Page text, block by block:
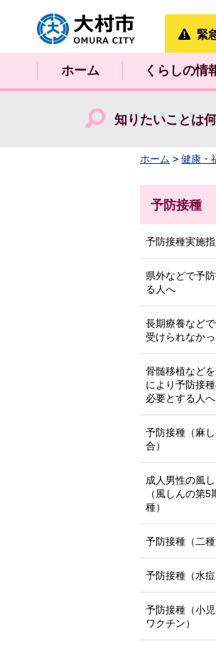
大村市
緊
ホーム くらしの情
知りたいことは
ホーム > 健康・
予防接種
予防接種実施
県外などで予
る人へ
長期療養など
受けられなか
骨髄移植など
により予防接
必要とする人へ
予防接種（麻
合）
成人男性の風
（風しんの第5
種）
予防接種（二種
予防接種（水痘
予防接種（小
ワクチン）